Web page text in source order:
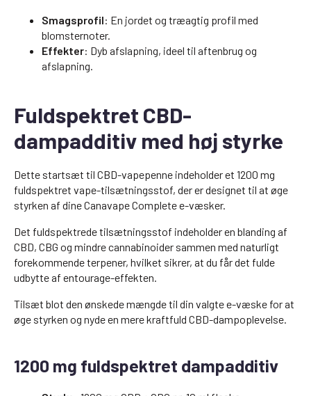
Smagsprofil: En jordet og træagtig profil med
blomsternoter.
Effekter: Dyb afslapning, ideel til aftenbrug og
afslapning.
Fuldspektret CBD-
dampadditiv med høj styrke
Dette startsæt til CBD-vapepenne indeholder et 1200 mg
fuldspektret vape-tilsætningsstof, der er designet til at øge
styrken af dine Canavape Complete e-væsker.
Det fuldspektrede tilsætningsstof indeholder en blanding af
CBD, CBG og mindre cannabinoider sammen med naturligt
forekommende terpener, hvilket sikrer, at du får det fulde
udbytte af entourage-effekten.
Tilsæt blot den ønskede mængde til din valgte e-væske for at
øge styrken og nyde en mere kraftfuld CBD-dampoplevelse.
1200 mg fuldspektret dampadditiv